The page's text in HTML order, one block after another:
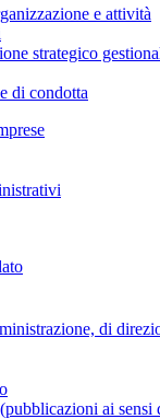
e attività
strategico
di condotta
di
ai sensi